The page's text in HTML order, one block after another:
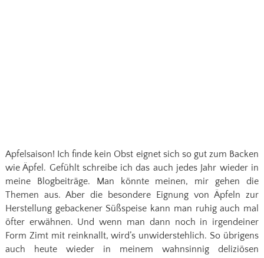
Apfelsaison! Ich finde kein Obst eignet sich so gut zum Backen
wie Äpfel. Gefühlt schreibe ich das auch jedes Jahr wieder in
meine Blogbeiträge. Man könnte meinen, mir gehen die
Themen aus. Aber die besondere Eignung von Äpfeln zur
Herstellung gebackener Süßspeise kann man ruhig auch mal
öfter erwähnen. Und wenn man dann noch in irgendeiner
Form Zimt mit reinknallt, wird’s unwiderstehlich. So übrigens
auch heute wieder in meinem wahnsinnig deliziösen